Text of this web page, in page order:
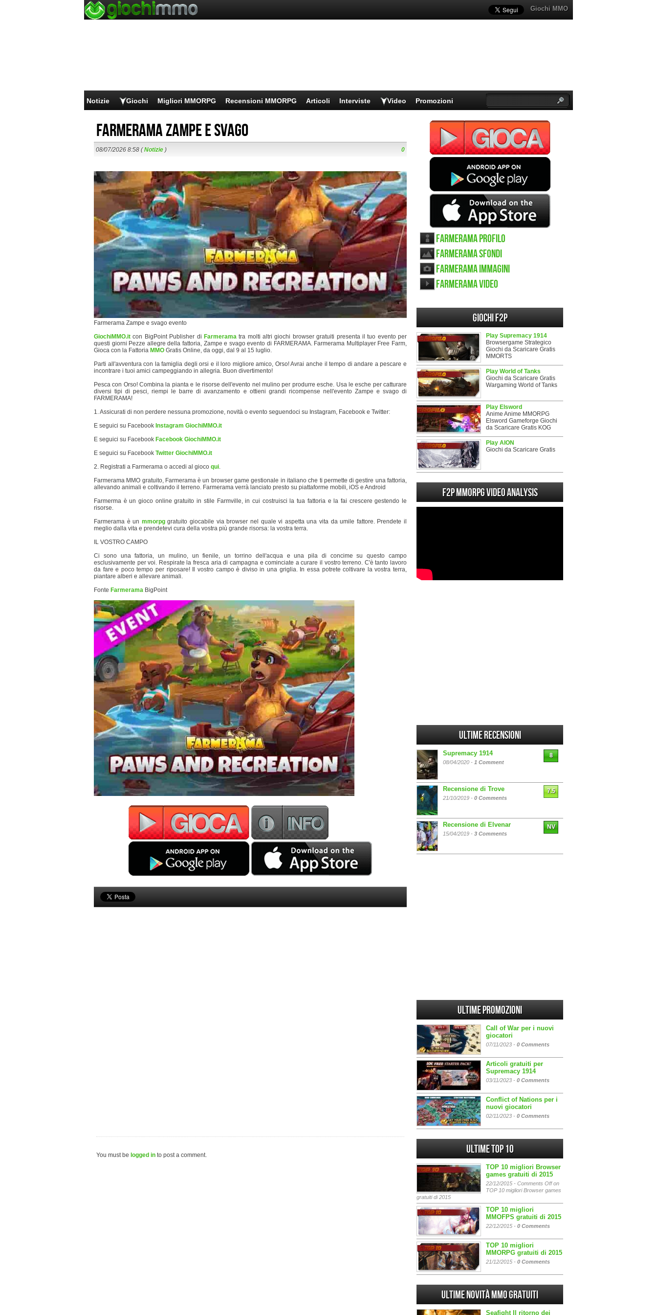
Giochi MMO
Notizie Giochi Migliori MMORPG Recensioni MMORPG Articoli Interviste Video Promozioni
Farmerama Zampe e svago
08/07/2026 8:58 (Notizie ) 0
Farmerama Zampe e svago evento
GiochiMMO.it con BigPoint Publisher di Farmeramatra molti altri giochi browser gratuiti presenta il tuo evento per
questi giorni Pezze allegre della fattoria, Zampe e svago evento di FARMERAMA. Farmerama Multiplayer Free Farm,
Gioca con la Fattoria MMO Gratis Online, da oggi, dal 9 al 15 luglio.
Parti all'avventura con la famiglia degli orsi e il loro migliore amico, Orso! Avrai anche il tempo di andare a pescare e
incontrare i tuoi amici campeggiando in allegria. Buon divertimento!
Pesca con Orso! Combina la pianta e le risorse dell'evento nel mulino per produrre esche. Usa le esche per catturare
diversi tipi di pesci, riempi le barre di avanzamento e ottieni grandi ricompense nell'evento Zampe e svago di
FARMERAMA!
1. Assicurati di non perdere nessuna promozione, novità o evento seguendoci su Instagram, Facebook e Twitter:
E seguici su Facebook Instagram GiochiMMO.it
E seguici su Facebook Facebook GiochiMMO.it
E seguici su Facebook Twitter GiochiMMO.it
2. Registrati a Farmerama o accedi al gioco qui.
Farmerama MMO gratuito, Farmerama è un browser game gestionale in italiano che ti permette di gestire una fattoria,
allevando animali e coltivando il terreno. Farmerama verrà lanciato presto su piattaforme mobili, iOS e Android
Farmerma è un gioco online gratuito in stile Farmville, in cui costruisci la tua fattoria e la fai crescere gestendo le
risorse.
Farmerama è un mmorpggratuito giocabile via browser nel quale vi aspetta una vita da umile fattore. Prendete il
meglio dalla vita e prendetevi cura della vostra più grande risorsa: la vostra terra.
IL VOSTRO CAMPO
Ci sono una fattoria, un mulino, un fienile, un torrino dell'acqua e una pila di concime su questo campo
esclusivamente per voi. Respirate la fresca aria di campagna e cominciate a curare il vostro terreno. C'è tanto lavoro
da fare e poco tempo per riposare! Il vostro campo è diviso in una griglia. In essa potrete coltivare la vostra terra,
piantare alberi e allevare animali.
Fonte Farmerama BigPoint
You must be logged in to post a comment.
Farmerama Profilo
Farmerama sfondi
Farmerama immagini
Farmerama video
Giochi F2P
Play Supremacy 1914
Browsergame Strategico
Giochi da Scaricare Gratis
MMORTS
Play World of Tanks
Giochi da Scaricare Gratis
Wargaming World of Tanks
Play Elsword
Anime Anime MMORPG
Elsword Gameforge Giochi
da Scaricare Gratis KOG
Play AION
Giochi da Scaricare Gratis
F2P MMORPG Video analysis
Ultime Recensioni
Supremacy 1914
08/04/2020 - 1 Comment
8
Recensione di Trove
21/10/2019 - 0 Comments
7.5
Recensione di Elvenar
15/04/2019 - 3 Comments
NV
Ultime promozioni
Call of War per i nuovi
giocatori
07/11/2023 - 0 Comments
Articoli gratuiti per
Supremacy 1914
03/11/2023 - 0 Comments
Conflict of Nations per i
nuovi giocatori
02/11/2023 - 0 Comments
Ultime Top 10
TOP 10 migliori Browser
games gratuiti di 2015
22/12/2015 - Comments Offon
TOP 10 migliori Browser games
gratuiti di 2015
TOP 10 migliori
MMOFPS gratuiti di 2015
22/12/2015 - 0 Comments
TOP 10 migliori
MMORPG gratuiti di 2015
21/12/2015 - 0 Comments
Ultime Novità MMO gratuiti
Seafight Il ritorno dei